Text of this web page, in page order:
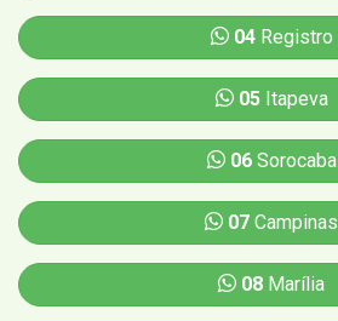
04Registro
05Itapeva
06Sorocaba
07 Campinas
08 Marília